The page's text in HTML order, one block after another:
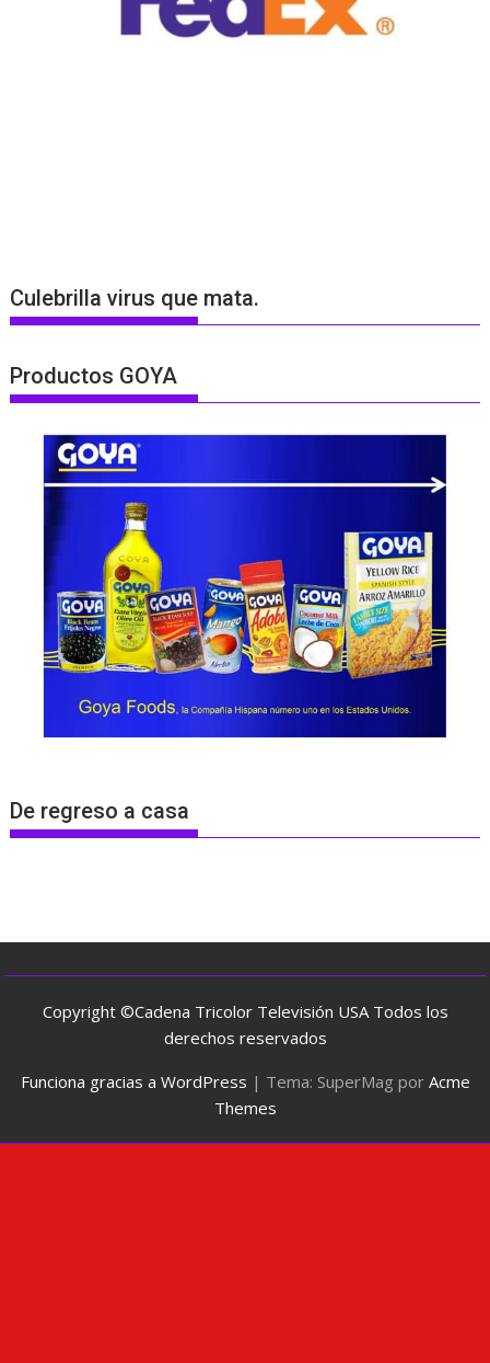
Culebrilla virus que mata.
Productos GOYA
De regreso a casa
Copyright ©Cadena Tricolor Televisión USA Todos los
derechos reservados
Funciona gracias a WordPress | Tema: SuperMag por Acme
Themes